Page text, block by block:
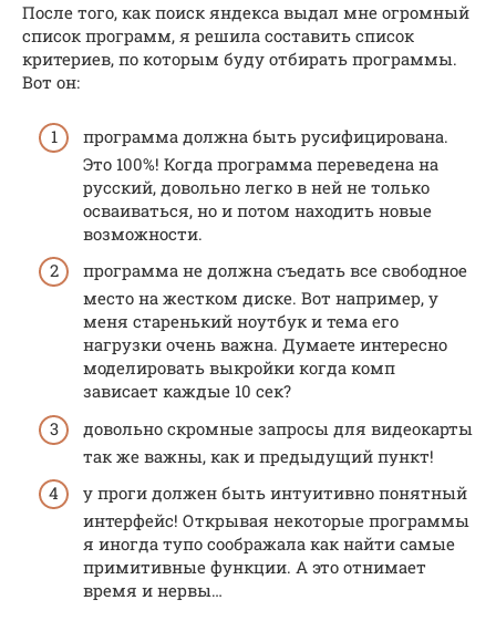
После того, как поиск яндекса выдал мне огромный
список программ, я решила составить список
критериев, по которым буду отбирать программы.
Вот он:
программа должна быть русифицирована.
Это 100%! Когда программа переведена на
русский, довольно легко в ней не только
осваиваться, но и потом находить новые
возможности.
программа не должна съедать все свободное
место на жестком диске. Вот например, у
меня старенький ноутбук и тема его
нагрузки очень важна. Думаете интересно
моделировать выкройки когда комп
зависает каждые 10 сек?
довольно скромные запросы для видеокарты
так же важны, как и предыдущий пункт!
у проги должен быть интуитивно понятный
интерфейс! Открывая некоторые программы
я иногда тупо соображала как найти самые
примитивные функции. А это отнимает
время и нервы…